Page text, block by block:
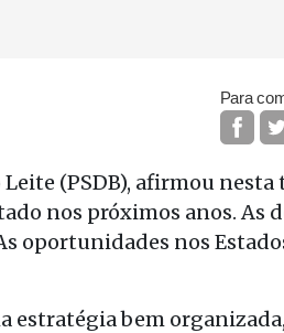
Para
(PSDB), afirmou nesta
nos próximos anos. As
oportunidades nos
estratégia bem